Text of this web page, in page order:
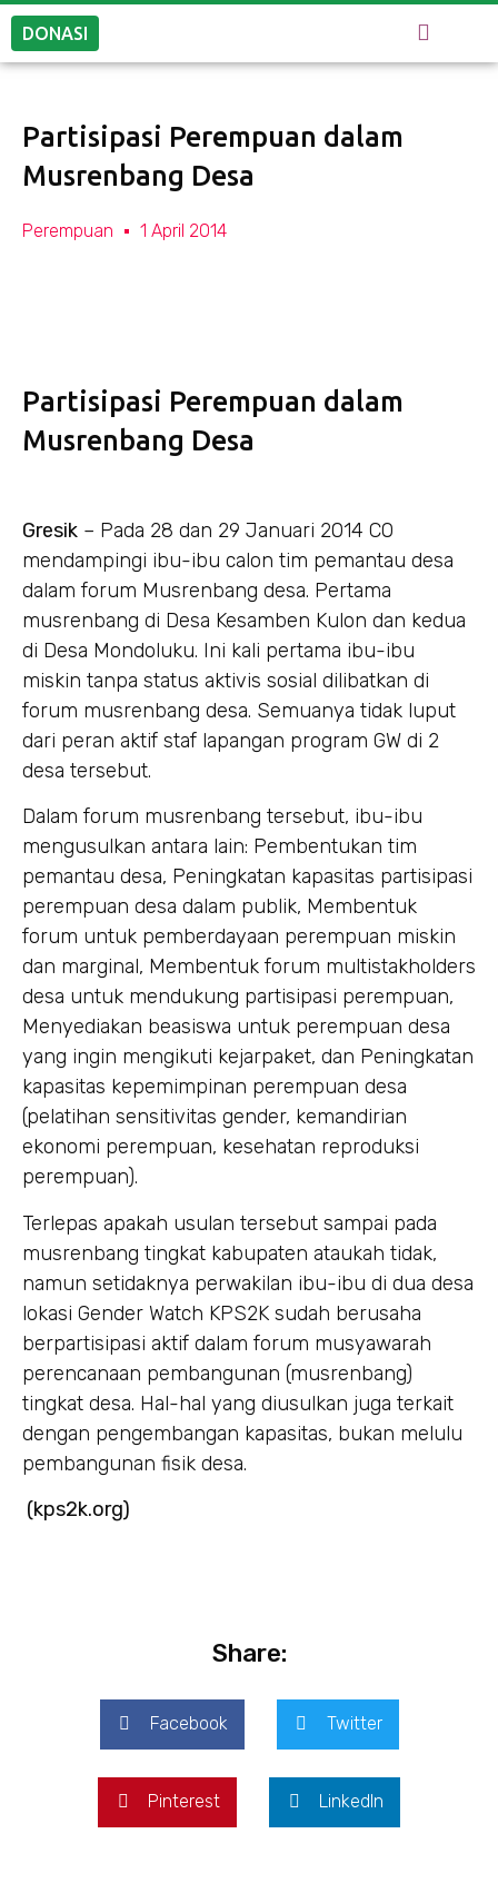
DONASI
Partisipasi Perempuan dalam
Musrenbang Desa
Perempuan 1 April 2014
Partisipasi Perempuan dalam
Musrenbang Desa
Gresik – Pada 28 dan 29 Januari 2014 CO
mendampingi ibu-ibu calon tim pemantau desa
dalam forum Musrenbang desa. Pertama
musrenbang di Desa Kesamben Kulon dan kedua
di Desa Mondoluku. Ini kali pertama ibu-ibu
miskin tanpa status aktivis sosial dilibatkan di
forum musrenbang desa. Semuanya tidak luput
dari peran aktif staf lapangan program GW di 2
desa tersebut.
Dalam forum musrenbang tersebut, ibu-ibu
mengusulkan antara lain: Pembentukan tim
pemantau desa, Peningkatan kapasitas partisipasi
perempuan desa dalam publik, Membentuk
forum untuk pemberdayaan perempuan miskin
dan marginal, Membentuk forum multistakholders
desa untuk mendukung partisipasi perempuan,
Menyediakan beasiswa untuk perempuan desa
yang ingin mengikuti kejarpaket, dan Peningkatan
kapasitas kepemimpinan perempuan desa
(pelatihan sensitivitas gender, kemandirian
ekonomi perempuan, kesehatan reproduksi
perempuan).
Terlepas apakah usulan tersebut sampai pada
musrenbang tingkat kabupaten ataukah tidak,
namun setidaknya perwakilan ibu-ibu di dua desa
lokasi Gender Watch KPS2K sudah berusaha
berpartisipasi aktif dalam forum musyawarah
perencanaan pembangunan (musrenbang)
tingkat desa. Hal-hal yang diusulkan juga terkait
dengan pengembangan kapasitas, bukan melulu
pembangunan fisik desa.
(kps2k.org)
Share:
Facebook Twitter
Pinterest LinkedIn